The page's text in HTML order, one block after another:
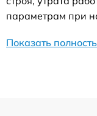
параметрам при
Показать